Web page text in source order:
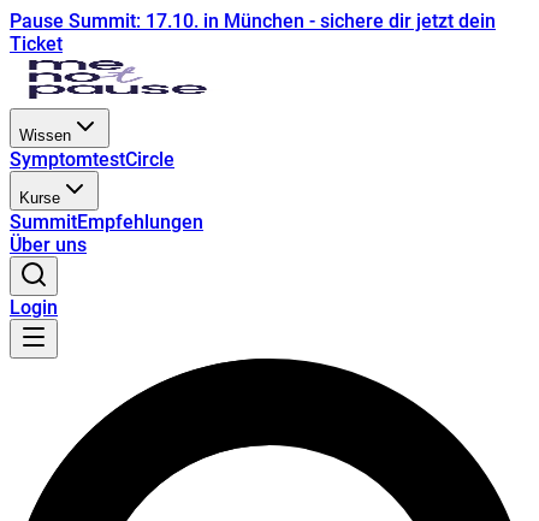
Pause Summit: 17.10. in München - sichere dir jetzt dein
Ticket
Wissen
SymptomtestCircle
Kurse
SummitEmpfehlungen
Über uns
Login